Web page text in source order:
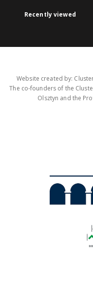
Recently viewed
Website created by:
The co-founders of the
Olsztyn and the